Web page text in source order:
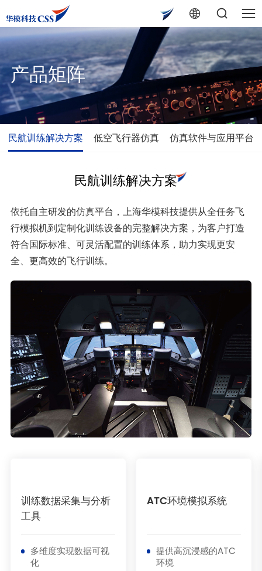
产品矩阵
民航训练解决方案 低空飞行器仿真 仿真软件与应用平台
民航训练解决方案
依托自主研发的仿真平台，上海华模科技提供从全任务飞
行模拟机到定制化训练设备的完整解决方案，为客户打造
符合国际标准、可灵活配置的训练体系，助力实现更安
全、更高效的飞行训练。
训练数据采集与分析
工具
多维度实现数据可视
化
ATC环境模拟系统
提供高沉浸感的ATC
环境